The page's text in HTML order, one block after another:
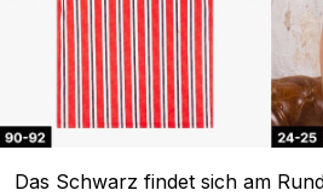
Das Schwarz findet sich am